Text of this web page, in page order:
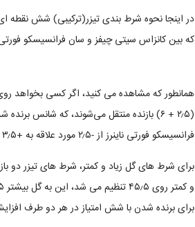
که بین کانزاس سیتی چیفز و سان فرانسیسکو
(۲٫۵ + ۶) بازنده منتقل می‌شوند، که شانس
فرانسیسکو فورتی ناینرز از -۲٫۵ مورد علاقه به +۳٫۵ (-۲٫۵ + ۶) بازنده خواهد رفت.
برای شرط‌ های گل زیاد و کمتر، شرط‌ های تیزر دو
برای برنده شدن با شش امتیاز در هر دو طرف